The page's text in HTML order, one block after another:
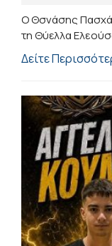
Ο Θσνάσης
τη Θύελλα
Δείτε